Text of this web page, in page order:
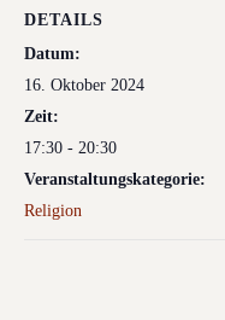
DETAILS
Datum:
16. Oktober 2024
Zeit:
17:30 - 20:30
Veranstaltungskategorie:
Religion